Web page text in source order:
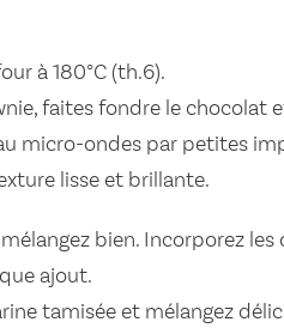
à 180°C (th.6).
faites fondre le chocolat
micro-ondes par petites
lisse et brillante.
bien. Incorporez
ajout.
tamisée et mélangez